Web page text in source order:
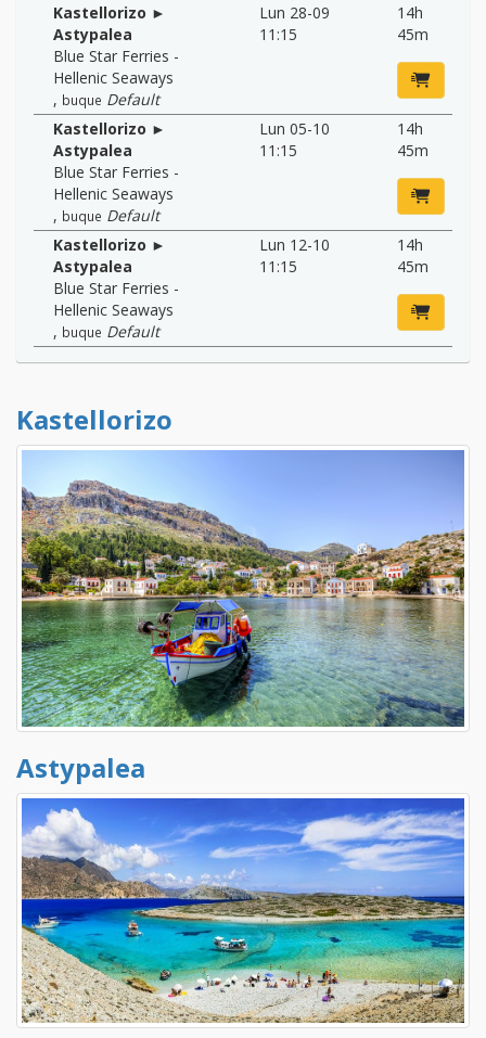
Kastellorizo ►
Astypalea
Blue Star Ferries -
Hellenic Seaways
, buque Default
Lun 28-09
11:15
14h
45m
Kastellorizo ►
Astypalea
Blue Star Ferries -
Hellenic Seaways
, buque Default
Lun 05-10
11:15
14h
45m
Kastellorizo ►
Astypalea
Blue Star Ferries -
Hellenic Seaways
, buque Default
Lun 12-10
11:15
14h
45m
Kastellorizo
Astypalea